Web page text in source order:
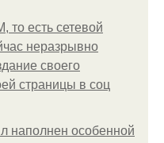
то есть сетевой
неразрывно
своего
страницы в соц
наполнен особенной